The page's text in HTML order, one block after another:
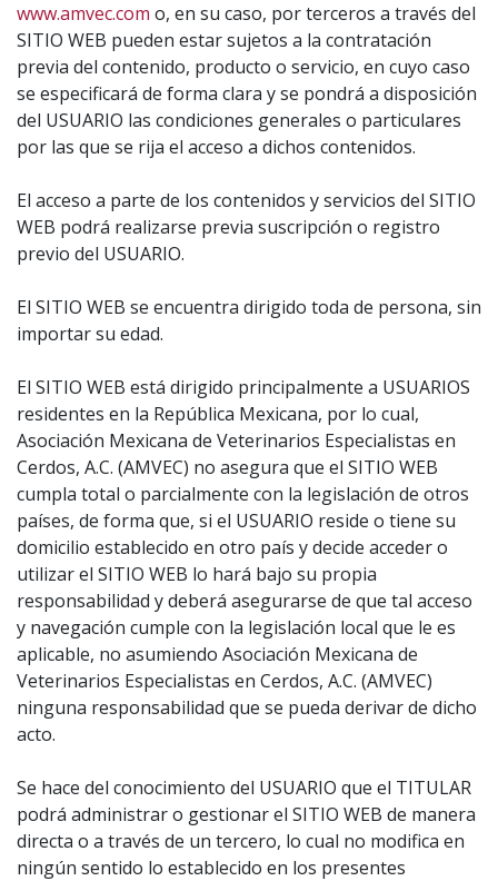
www.amvec.com o, en su caso, por terceros a través del
SITIO WEB pueden estar sujetos a la contratación
previa del contenido, producto o servicio, en cuyo caso
se especificará de forma clara y se pondrá a disposición
del USUARIO las condiciones generales o particulares
por las que se rija el acceso a dichos contenidos.
El acceso a parte de los contenidos y servicios del SITIO
WEB podrá realizarse previa suscripción o registro
previo del USUARIO.
El SITIO WEB se encuentra dirigido toda de persona, sin
importar su edad.
El SITIO WEB está dirigido principalmente a USUARIOS
residentes en la República Mexicana, por lo cual,
Asociación Mexicana de Veterinarios Especialistas en
Cerdos, A.C. (AMVEC) no asegura que el SITIO WEB
cumpla total o parcialmente con la legislación de otros
países, de forma que, si el USUARIO reside o tiene su
domicilio establecido en otro país y decide acceder o
utilizar el SITIO WEB lo hará bajo su propia
responsabilidad y deberá asegurarse de que tal acceso
y navegación cumple con la legislación local que le es
aplicable, no asumiendo Asociación Mexicana de
Veterinarios Especialistas en Cerdos, A.C. (AMVEC)
ninguna responsabilidad que se pueda derivar de dicho
acto.
Se hace del conocimiento del USUARIO que el TITULAR
podrá administrar o gestionar el SITIO WEB de manera
directa o a través de un tercero, lo cual no modifica en
ningún sentido lo establecido en los presentes